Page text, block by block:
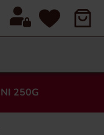
250G